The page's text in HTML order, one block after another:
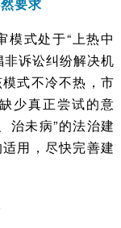
模式处于“上热中
诉讼纠纷解决机
式不冷不热，市
少真正尝试的意
治未病”的法治建
用，尽快完善建